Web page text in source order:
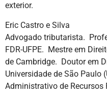
exterior.
Eric Castro e Silva
Advogado tributarista.
FDR-UFPE. Mestre em
de Cambridge. Doutor em
Universidade de São Paulo
Administrativo de Recursos